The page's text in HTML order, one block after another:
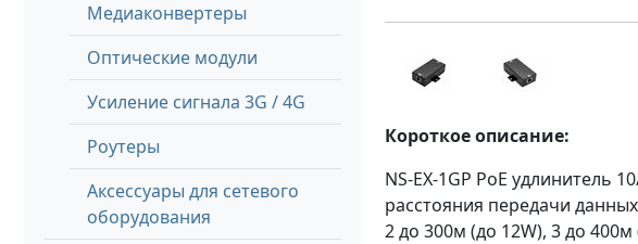
Медиаконвертеры
Оптические модули
Усиление сигнала 3G / 4G
Роутеры
Аксессуары для сетевого
оборудования
Короткое описание:
NS-EX-1GP PoE удлинитель
расстояния передачи
2 до 300м (до 12W), 3 до